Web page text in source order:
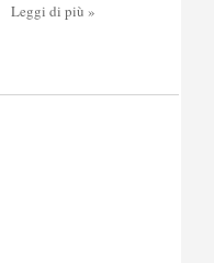
Leggi di più »